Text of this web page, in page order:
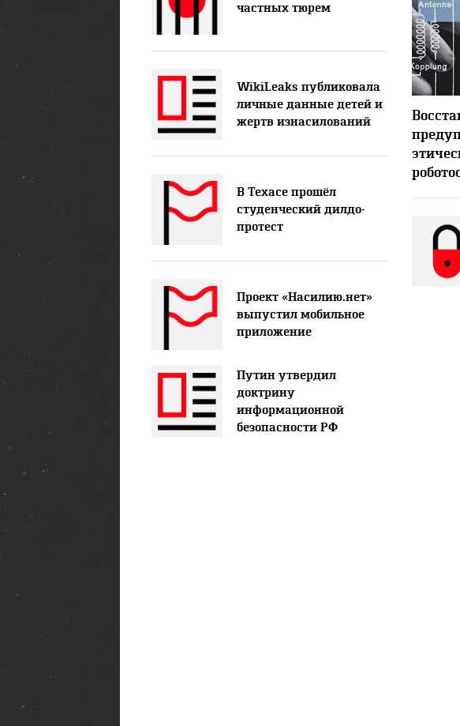
частных тюрем
WikiLeaks публиковала
личные данные детей и
жертв изнасилований
В Техасе прошёл
студенческий дилдо-
протест
Проект «Насилию.нет»
выпустил мобильное
приложение
Путин утвердил
доктрину
информационной
безопасности РФ